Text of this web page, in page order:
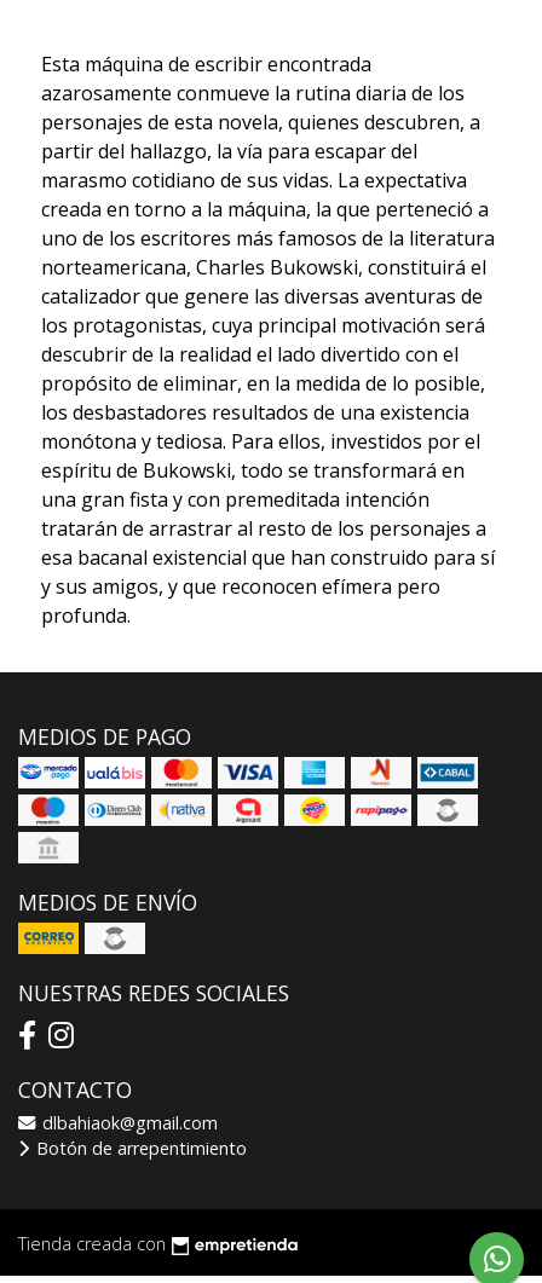
Esta máquina de escribir encontrada
azarosamente conmueve la rutina diaria de los
personajes de esta novela, quienes descubren, a
partir del hallazgo, la vía para escapar del
marasmo cotidiano de sus vidas. La expectativa
creada en torno a la máquina, la que perteneció a
uno de los escritores más famosos de la literatura
norteamericana, Charles Bukowski, constituirá el
catalizador que genere las diversas aventuras de
los protagonistas, cuya principal motivación será
descubrir de la realidad el lado divertido con el
propósito de eliminar, en la medida de lo posible,
los desbastadores resultados de una existencia
monótona y tediosa. Para ellos, investidos por el
espíritu de Bukowski, todo se transformará en
una gran fista y con premeditada intención
tratarán de arrastrar al resto de los personajes a
esa bacanal existencial que han construido para sí
y sus amigos, y que reconocen efímera pero
profunda.
MEDIOS DE PAGO
MEDIOS DE ENVÍO
NUESTRAS REDES SOCIALES
CONTACTO
dlbahiaok@gmail.com
Botón de arrepentimiento
Tienda creada con